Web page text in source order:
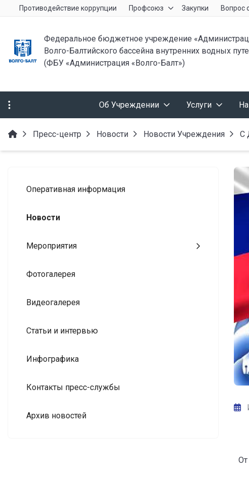
Противодействие коррупции Профсоюз Закупки Вопрос
Федеральное бюджетное учреждение
Волго-Балтийского бассейна внутренних водных
(ФБУ «Администрация «Волго-Балт»)
Об Учреждении Услуги
Пресс-центр Новости Новости Учреждения С
Оперативная информация
Новости
Мероприятия
Фотогалерея
Видеогалерея
Статьи и интервью
Инфографика
Контакты пресс-службы
Архив новостей